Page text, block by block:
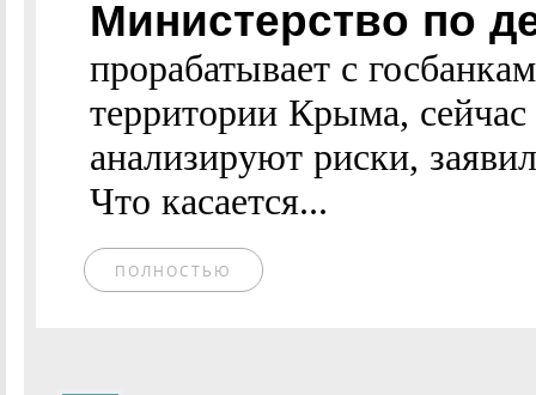
Министерство по
прорабатывает с
территории Крыма,
анализируют риски,
Что касается...
ПОЛНОСТЬЮ